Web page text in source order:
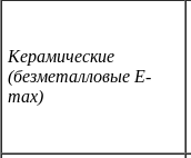
Керамические
(безметалловые E-
max)